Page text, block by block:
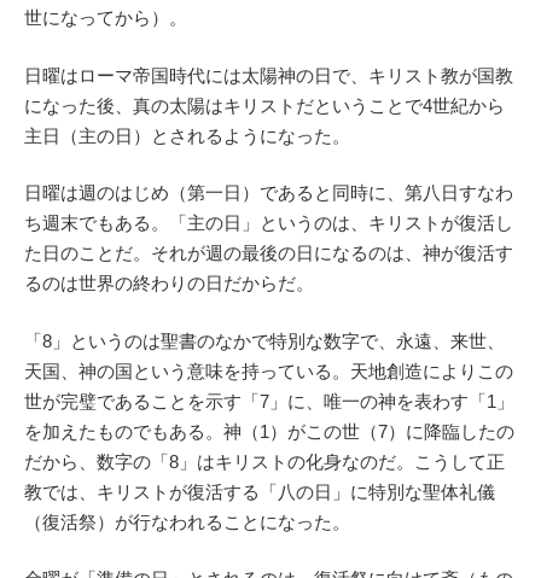
世になってから）。
日曜はローマ帝国時代には太陽神の日で、キリスト教が国教
になった後、真の太陽はキリストだということで4世紀から
主日（主の日）とされるようになった。
日曜は週のはじめ（第一日）であると同時に、第八日すなわ
ち週末でもある。「主の日」というのは、キリストが復活し
た日のことだ。それが週の最後の日になるのは、神が復活す
るのは世界の終わりの日だからだ。
「8」というのは聖書のなかで特別な数字で、永遠、来世、
天国、神の国という意味を持っている。天地創造によりこの
世が完璧であることを示す「7」に、唯一の神を表わす「1」
を加えたものでもある。神（1）がこの世（7）に降臨したの
だから、数字の「8」はキリストの化身なのだ。こうして正
教では、キリストが復活する「八の日」に特別な聖体礼儀
（復活祭）が行なわれることになった。